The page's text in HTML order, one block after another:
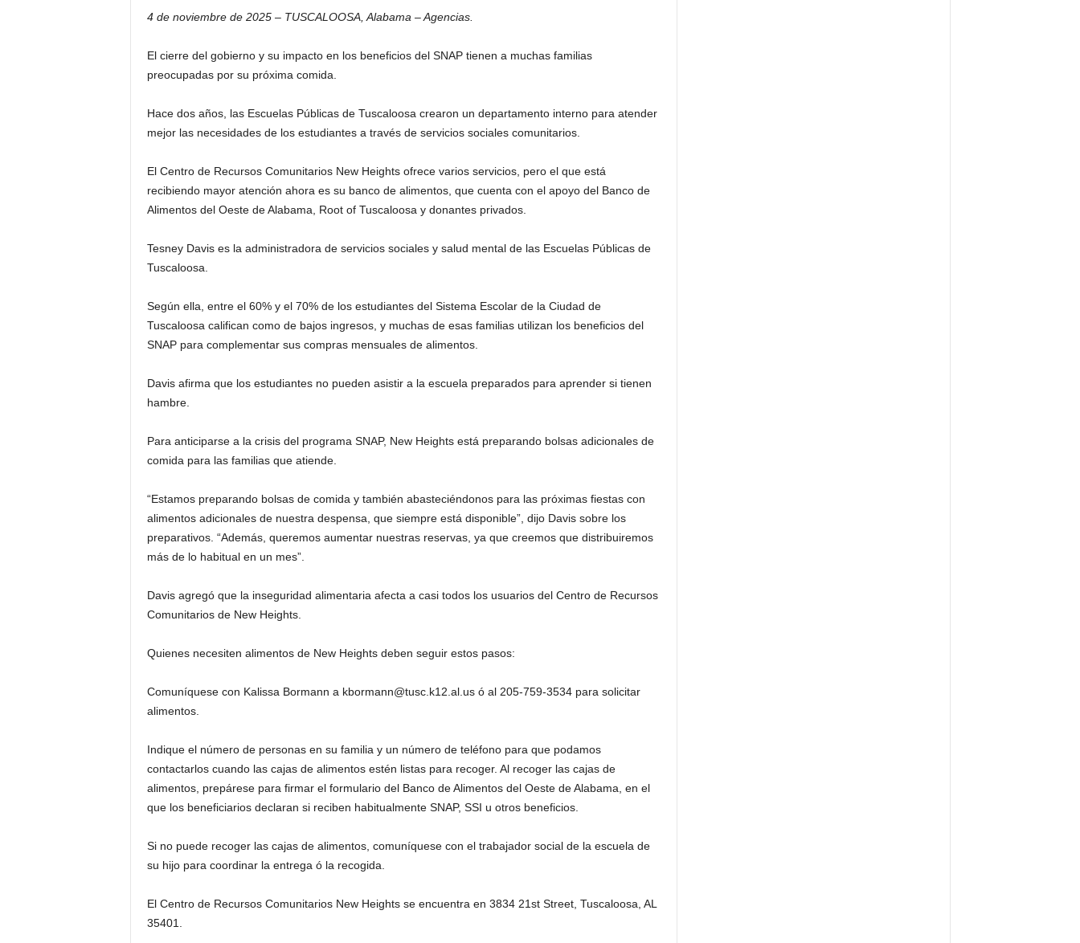
4 de noviembre de 2025 – TUSCALOOSA, Alabama – Agencias.
El cierre del gobierno y su impacto en los beneficios del SNAP tienen a muchas familias
preocupadas por su próxima comida.
Hace dos años, las Escuelas Públicas de Tuscaloosa crearon un departamento interno para atender
mejor las necesidades de los estudiantes a través de servicios sociales comunitarios.
El Centro de Recursos Comunitarios New Heights ofrece varios servicios, pero el que está
recibiendo mayor atención ahora es su banco de alimentos, que cuenta con el apoyo del Banco de
Alimentos del Oeste de Alabama, Root of Tuscaloosa y donantes privados.
Tesney Davis es la administradora de servicios sociales y salud mental de las Escuelas Públicas de
Tuscaloosa.
Según ella, entre el 60% y el 70% de los estudiantes del Sistema Escolar de la Ciudad de
Tuscaloosa califican como de bajos ingresos, y muchas de esas familias utilizan los beneficios del
SNAP para complementar sus compras mensuales de alimentos.
Davis afirma que los estudiantes no pueden asistir a la escuela preparados para aprender si tienen
hambre.
Para anticiparse a la crisis del programa SNAP, New Heights está preparando bolsas adicionales de
comida para las familias que atiende.
“Estamos preparando bolsas de comida y también abasteciéndonos para las próximas fiestas con
alimentos adicionales de nuestra despensa, que siempre está disponible”, dijo Davis sobre los
preparativos. “Además, queremos aumentar nuestras reservas, ya que creemos que distribuiremos
más de lo habitual en un mes”.
Davis agregó que la inseguridad alimentaria afecta a casi todos los usuarios del Centro de Recursos
Comunitarios de New Heights.
Quienes necesiten alimentos de New Heights deben seguir estos pasos:
Comuníquese con Kalissa Bormann a kbormann@tusc.k12.al.usó al 205-759-3534 para solicitar
alimentos.
Indique el número de personas en su familia y un número de teléfono para que podamos
contactarlos cuando las cajas de alimentos estén listas para recoger. Al recoger las cajas de
alimentos, prepárese para firmar el formulario del Banco de Alimentos del Oeste de Alabama, en el
que los beneficiarios declaran si reciben habitualmente SNAP, SSI u otros beneficios.
Si no puede recoger las cajas de alimentos, comuníquese con el trabajador social de la escuela de
su hijo para coordinar la entrega ó la recogida.
El Centro de Recursos Comunitarios New Heights se encuentra en 3834 21st Street, Tuscaloosa, AL
35401.